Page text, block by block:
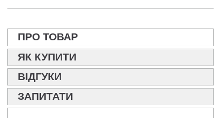
ПРО ТОВАР
ЯК КУПИТИ
ВІДГУКИ
ЗАПИТАТИ